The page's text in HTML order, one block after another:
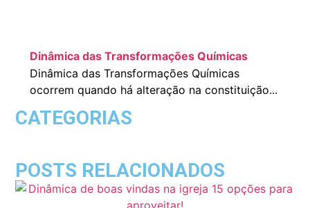
Dinâmica das Transformações Químicas
Dinâmica das Transformações Químicas
ocorrem quando há alteração na constituição...
CATEGORIAS
POSTS RELACIONADOS